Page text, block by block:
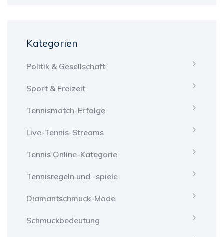
Kategorien
Politik & Gesellschaft
Sport & Freizeit
Tennismatch-Erfolge
Live-Tennis-Streams
Tennis Online-Kategorie
Tennisregeln und -spiele
Diamantschmuck-Mode
Schmuckbedeutung